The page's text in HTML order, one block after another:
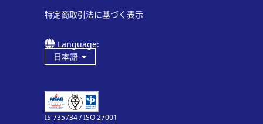
特定商取引法に基づく表示
Language:
日本語
IS 735734 / ISO 27001